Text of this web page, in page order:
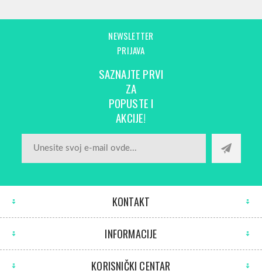
NEWSLETTER
PRIJAVA
SAZNAJTE PRVI
ZA
POPUSTE I
AKCIJE!
KONTAKT
INFORMACIJE
KORISNIČKI CENTAR